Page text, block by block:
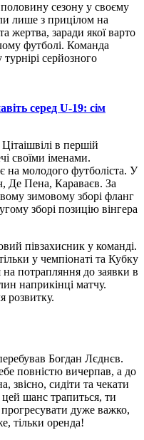
сезону у своєму
лише з прицілом на
заради якої варто
футболі. Команда
серйозного
серед U-19: сім
в першій
своїми іменами.
на молодого футболіста. У
Де Пена, Караваєв. За
зимовому зборі фланг
зборі позицію вінгера
півзахисник у команді.
у чемпіонаті та Кубку
потрапляння до заявки в
наприкінці матчу.
розвитку.
Богдан Лєднєв.
повністю вичерпав, а до
звісно, сидіти та чекати
шанс трапиться, ти
дуже важко,
тільки оренда!